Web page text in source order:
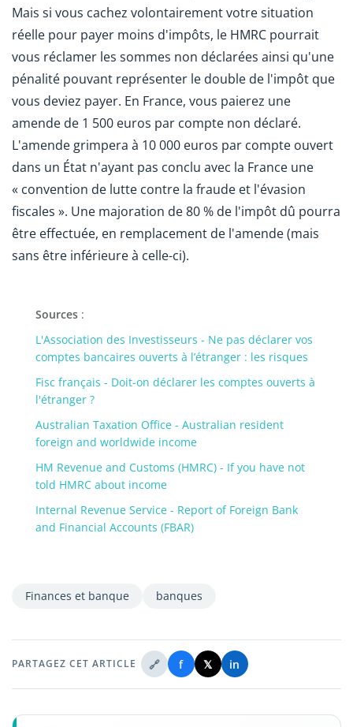
Mais si vous cachez volontairement votre situation
réelle pour payer moins d'impôts, le HMRC pourrait
vous réclamer les sommes non déclarées ainsi qu'une
pénalité pouvant représenter le double de l'impôt que
vous deviez payer. En France, vous paierez une
amende de 1 500 euros par compte non déclaré.
L'amende grimpera à 10 000 euros par compte ouvert
dans un État n'ayant pas conclu avec la France une
« convention de lutte contre la fraude et l'évasion
fiscales ». Une majoration de 80 % de l'impôt dû pourra
être effectuée, en remplacement de l'amende (mais
sans être inférieure à celle-ci).
Sources :
L'Association des Investisseurs - Ne pas déclarer vos
comptes bancaires ouverts à l’étranger : les risques
Fisc français - Doit-on déclarer les comptes ouverts à
l'étranger ?
Australian Taxation Office - Australian resident
foreign and worldwide income
HM Revenue and Customs (HMRC) - If you have not
told HMRC about income
Internal Revenue Service - Report of Foreign Bank
and Financial Accounts (FBAR)
Finances et banque banques
PARTAGEZ CET ARTICLE 🔗 f 𝕏 in